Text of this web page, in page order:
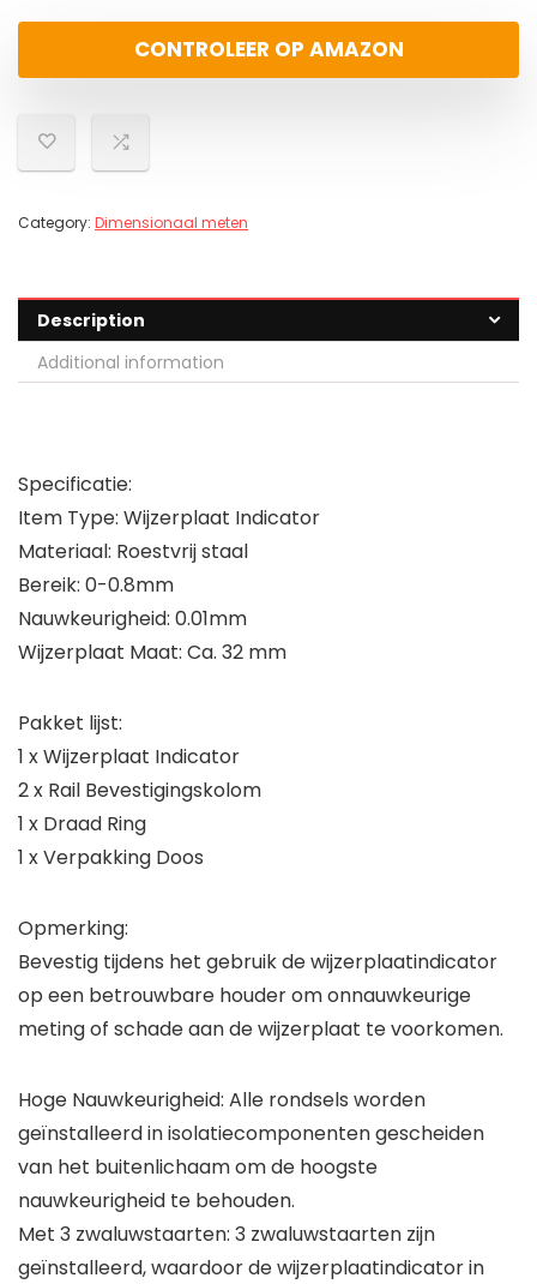
CONTROLEER OP AMAZON
Category: Dimensionaal meten
Description
Additional information
Specificatie:
Item Type: Wijzerplaat Indicator
Materiaal: Roestvrij staal
Bereik: 0-0.8mm
Nauwkeurigheid: 0.01mm
Wijzerplaat Maat: Ca. 32 mm
Pakket lijst:
1 x Wijzerplaat Indicator
2 x Rail Bevestigingskolom
1 x Draad Ring
1 x Verpakking Doos
Opmerking:
Bevestig tijdens het gebruik de wijzerplaatindicator
op een betrouwbare houder om onnauwkeurige
meting of schade aan de wijzerplaat te voorkomen.
Hoge Nauwkeurigheid: Alle rondsels worden
geïnstalleerd in isolatiecomponenten gescheiden
van het buitenlichaam om de hoogste
nauwkeurigheid te behouden.
Met 3 zwaluwstaarten: 3 zwaluwstaarten zijn
geïnstalleerd, waardoor de wijzerplaatindicator in